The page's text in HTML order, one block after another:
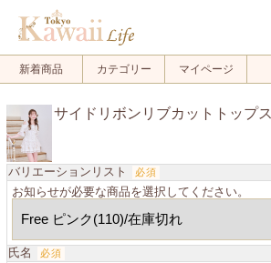
新着商品 カテゴリー マイページ
サイドリボンリブカットトップス
バリエーションリスト 必須
お知らせが必要な商品を選択してください。
氏名 必須